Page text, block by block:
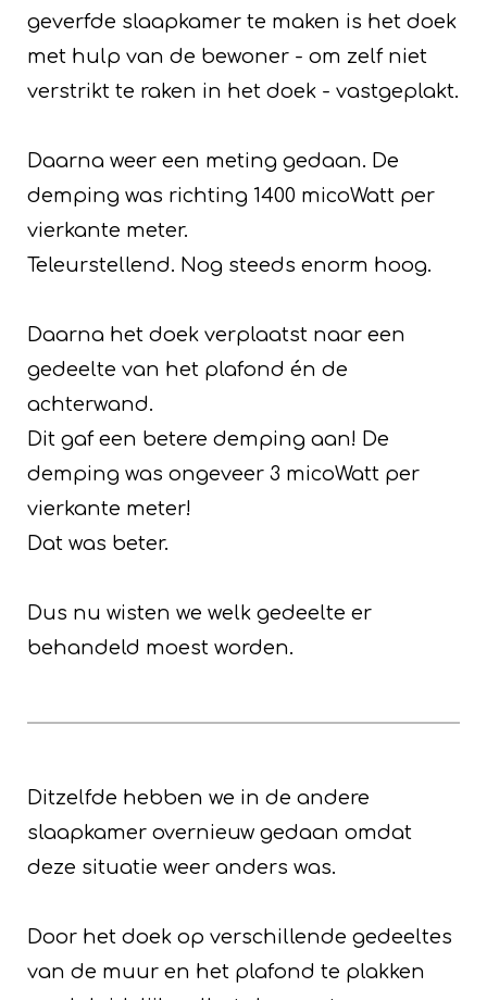
geverfde slaapkamer te maken is het doek
met hulp van de bewoner - om zelf niet
verstrikt te raken in het doek - vastgeplakt.
Daarna weer een meting gedaan. De
demping was richting 1400 micoWatt per
vierkante meter.
Teleurstellend. Nog steeds enorm hoog.
Daarna het doek verplaatst naar een
gedeelte van het plafond én de
achterwand.
Dit gaf een betere demping aan! De
demping was ongeveer 3 micoWatt per
vierkante meter!
Dat was beter.
Dus nu wisten we welk gedeelte er
behandeld moest worden.
Ditzelfde hebben we in de andere
slaapkamer overnieuw gedaan omdat
deze situatie weer anders was.
Door het doek op verschillende gedeeltes
van de muur en het plafond te plakken